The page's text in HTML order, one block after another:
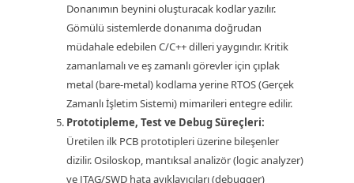
Donanımın beynini oluşturacak kodlar yazılır.
Gömülü sistemlerde donanıma doğrudan
müdahale edebilen C/C++ dilleri yaygındır. Kritik
zamanlamalı ve eş zamanlı görevler için çıplak
metal (bare-metal) kodlama yerine RTOS (Gerçek
Zamanlı İşletim Sistemi) mimarileri entegre edilir.
Prototipleme, Test ve Debug Süreçleri:
Üretilen ilk PCB prototipleri üzerine bileşenler
dizilir. Osiloskop, mantıksal analizör (logic analyzer)
ve JTAG/SWD hata ayıklayıcıları (debugger)